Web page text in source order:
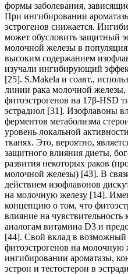
формы заболевания,
При ингибировании
эстрогенов снижается.
может обусловить защитный
молочной железы в
высоким содержанием
изучали ингибирующий
[25]. S.Makela и соавт.,
линии рака молочной железы,
фитоэстрогенов на 17β-HSD
эстрадиол [31]. Изофлавоны
ферментов метаболизма
уровень локальной
тканях. Это, вероятно,
защитного влияния диеты,
развития некоторых раков
молочной железы) [43]. В
действием изофлавонов
на молочную железу [14].
концепцию о том, что
влияние на
аналогам витамина D3 и
[44]. Свой вклад в
фитоэстрогенов на молочную
ингибировании ароматазы,
эстрон и тестостерон в